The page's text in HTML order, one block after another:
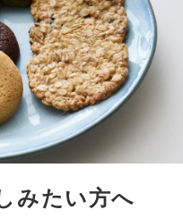
みたい方へ